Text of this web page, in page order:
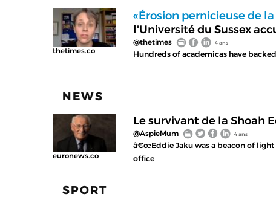
thetimes.co
«Érosion pernicieuse de
l'Université du Sussex
@thetimes 4 ans
Hundreds of academicas have
NEWS
euronews.co
Le survivant de la Shoah
@AspieMum 4 ans
â€œEddie Jaku was a beacon of light
office
SPORT